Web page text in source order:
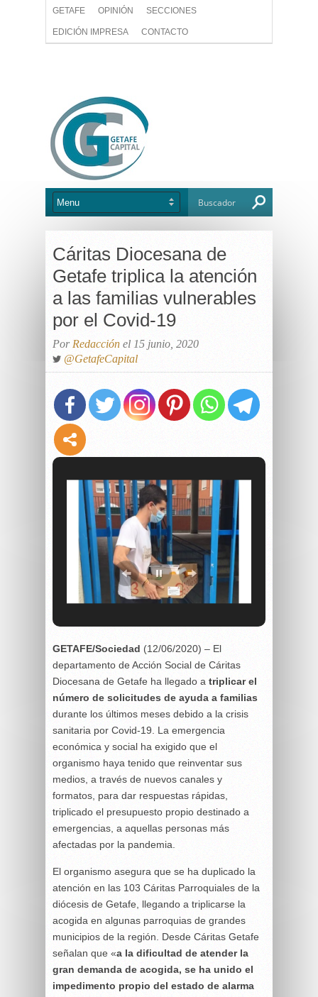
GETAFE OPINIÓN SECCIONES
EDICIÓN IMPRESA CONTACTO
Cáritas Diocesana de
Getafe triplica la atención
a las familias vulnerables
por el Covid-19
Por Redacción el 15 junio, 2020
@GetafeCapital
GETAFE/Sociedad (12/06/2020) – El
departamento de Acción Social de Cáritas
Diocesana de Getafe ha llegado a triplicar el
número de solicitudes de ayuda a familias
durante los últimos meses debido a la crisis
sanitaria por Covid-19. La emergencia
económica y social ha exigido que el
organismo haya tenido que reinventar sus
medios, a través de nuevos canales y
formatos, para dar respuestas rápidas,
triplicado el presupuesto propio destinado a
emergencias, a aquellas personas más
afectadas por la pandemia.
El organismo asegura que se ha duplicado la
atención en las 103 Cáritas Parroquiales de la
diócesis de Getafe, llegando a triplicarse la
acogida en algunas parroquias de grandes
municipios de la región. Desde Cáritas Getafe
señalan que «a la dificultad de atender la
gran demanda de acogida, se ha unido el
impedimento propio del estado de alarma